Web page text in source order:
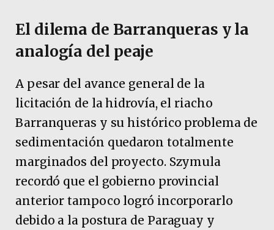
El dilema de Barranqueras y la
analogía del peaje
A pesar del avance general de la
licitación de la hidrovía, el riacho
Barranqueras y su histórico problema de
sedimentación quedaron totalmente
marginados del proyecto. Szymula
recordó que el gobierno provincial
anterior tampoco logró incorporarlo
debido a la postura de Paraguay y